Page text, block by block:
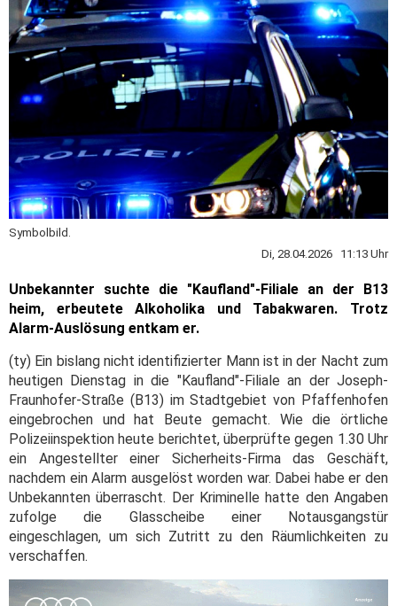
Symbolbild.
Di, 28.04.2026 11:13 Uhr
Unbekannter suchte die "Kaufland"-Filiale an der B13
heim, erbeutete Alkoholika und Tabakwaren. Trotz
Alarm-Auslösung entkam er.
(ty) Ein bislang nicht identifizierter Mann ist in der Nacht zum
heutigen Dienstag in die "Kaufland"-Filiale an der Joseph-
Fraunhofer-Straße (B13) im Stadtgebiet von Pfaffenhofen
eingebrochen und hat Beute gemacht. Wie die örtliche
Polizeiinspektion heute berichtet, überprüfte gegen 1.30 Uhr
ein Angestellter einer Sicherheits-Firma das Geschäft,
nachdem ein Alarm ausgelöst worden war. Dabei habe er den
Unbekannten überrascht. Der Kriminelle hatte den Angaben
zufolge die Glasscheibe einer Notausgangstür
eingeschlagen, um sich Zutritt zu den Räumlichkeiten zu
verschaffen.